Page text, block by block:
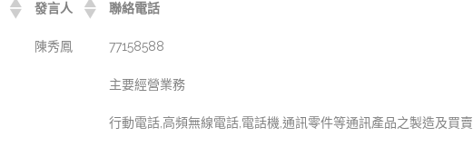
發言人 聯絡電話
陳秀鳳 77158588
主要經營業務
行動電話,高頻無線電話,電話機,通訊零件等通訊產品之製造及買賣